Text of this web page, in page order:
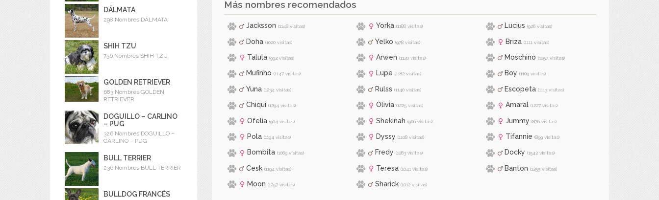
DÁLMATA
298 Nombres DÁLMATA
SHIH TZU
756 Nombres SHIH TZU
GOLDEN RETRIEVER
683 Nombres GOLDEN
RETRIEVER
DOGUILLO – CARLINO
– PUG
326 Nombres DOGUILLO –
CARLINO – PUG
BULL TERRIER
236 Nombres BULL TERRIER
BULLDOG FRANCÉS
Más nombres recomendados
Jacksson (1148 visitas) Yorka (1188 visitas) Lucius (926 visitas)
Doha (1020 visitas) Yelko (978 visitas) Briza (1111 visitas)
Talula (992 visitas) Arwen (1120 visitas) Moschino (1057 visitas)
Mufinho (1147 visitas) Lupe (1182 visitas) Boy (1109 visitas)
Yuna (1234 visitas) Rulss (1140 visitas) Escopeta (1113 visitas)
Chiqui (1294 visitas) Olivia (1225 visitas) Amaral (1227 visitas)
Ofelia (904 visitas) Shekinah (966 visitas) Jummy (876 visitas)
Pola (1194 visitas) Dyssy (1108 visitas) Tifannie (899 visitas)
Bombita (1069 visitas) Fredy (1083 visitas) Docky (1542 visitas)
Cesk (1194 visitas) Teresa (1041 visitas) Banton (1255 visitas)
Moon (1257 visitas) Sharick (1012 visitas)